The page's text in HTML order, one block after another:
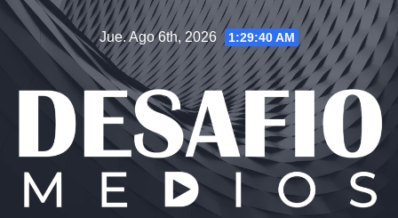
Saltar
contenido
Jue. Ago 6th, 2026 1:29:41 AM